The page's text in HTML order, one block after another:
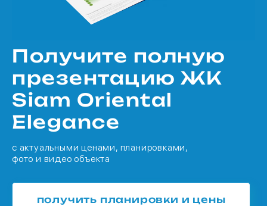
Получите полную
презентацию ЖК
Siam Oriental
Elegance
с актуальными ценами, планировками,
фото и видео объекта
получить планировки и цены